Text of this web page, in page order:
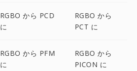
RGBO から PCD
に
RGBO から
PCT に
RGBO から PFM
に
RGBO から
PICON に